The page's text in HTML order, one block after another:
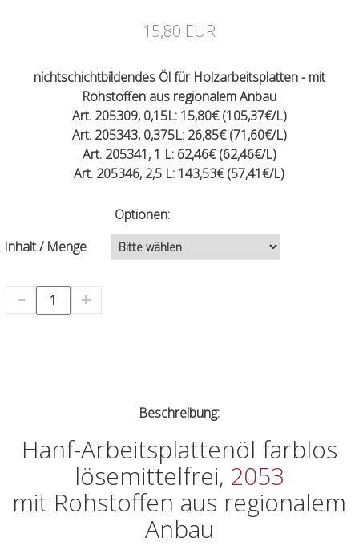
15,80 EUR
nichtschichtbildendes Öl für Holzarbeitsplatten - mit
Rohstoffen aus regionalem Anbau
Art. 205309, 0,15L: 15,80€ (105,37€/L)
Art. 205343, 0,375L: 26,85€ (71,60€/L)
Art. 205341, 1 L: 62,46€ (62,46€/L)
Art. 205346, 2,5 L: 143,53€ (57,41€/L)
Optionen:
Inhalt / Menge
Beschreibung:
Hanf-Arbeitsplattenöl farblos
lösemittelfrei, 2053
mit Rohstoffen aus regionalem
Anbau